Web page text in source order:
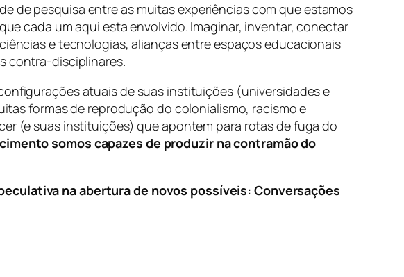
de pesquisa entre as muitas experiências com que estamos
cada um aqui esta envolvido. Imaginar, inventar, conectar
e tecnologias, alianças entre espaços educacionais
contra-disciplinares.
atuais de suas instituições (universidades e
formas de reprodução do colonialismo, racismo e
(e suas instituições) que apontem para rotas de fuga do
somos capazes de produzir na contramão do
na abertura de novos possíveis:Conversações